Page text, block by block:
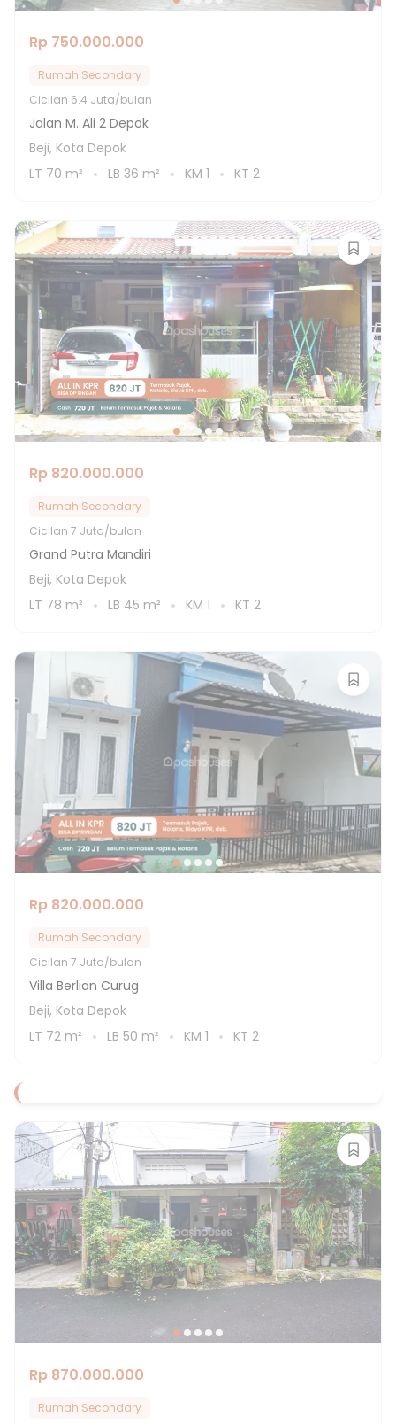
Rp 750.000.000
Rumah Secondary
Cicilan 6.4 Juta/bulan
Jalan M. Ali 2 Depok
Beji, Kota Depok
LT 70 m² LB 36 m² KM 1 KT 2
Rp 820.000.000
Rumah Secondary
Cicilan 7 Juta/bulan
Grand Putra Mandiri
Beji, Kota Depok
LT 78 m² LB 45 m² KM 1 KT 2
Rp 820.000.000
Rumah Secondary
Cicilan 7 Juta/bulan
Villa Berlian Curug
Beji, Kota Depok
LT 72 m² LB 50 m² KM 1 KT 2
Rp 870.000.000
Rumah Secondary